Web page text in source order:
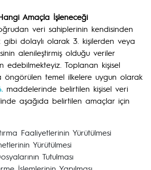
Amaçla İşleneceği
veri sahiplerinin kendisinden
dolaylı olarak 3. kişilerden veya
alenileştirmiş olduğu veriler
edebilmekteyiz. Toplanan kişisel
öngörülen temel ilkelere uygun olarak
maddelerinde belirtilen kişisel veri
aşağıda belirtilen amaçlar için
Faaliyetlerinin Yürütülmesi
Yürütülmesi
Tutulması